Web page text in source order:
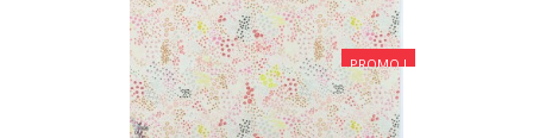
PROMO !